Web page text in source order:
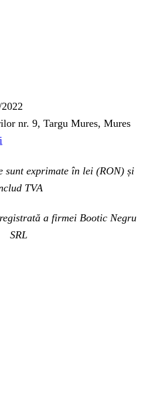
nr. 9, Targu Mures, Mures
sunt exprimate în lei (RON) și
TVA
a firmei Bootic Negru
SRL